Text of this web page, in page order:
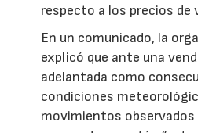
respecto a los precios de
En un comunicado, la
explicó que ante una
adelantada como
condiciones
movimientos observados